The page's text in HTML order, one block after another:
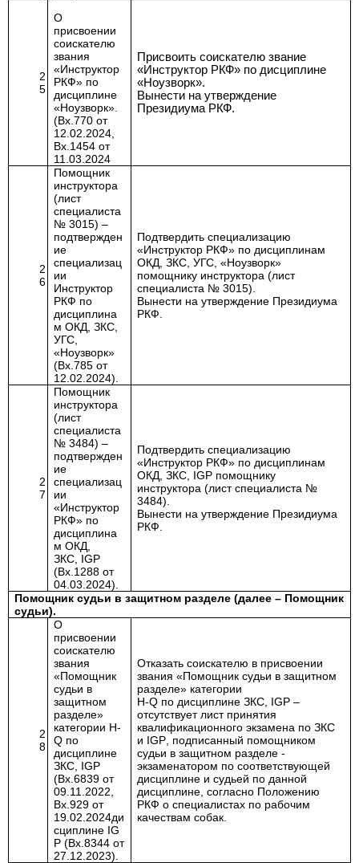
2
5
О
присвоении
соискателю
звания
«Инструктор
РКФ» по
дисциплине
«Ноузворк».
(Вх.770 от
12.02.2024,
Вх.1454 от
11.03.2024
Присвоить соискателю звание
«Инструктор РКФ» по дисциплине
«Ноузворк».
Вынести на утверждение
Президиума РКФ.
2
6
Помощник
инструктора
(лист
специалиста
№ 3015) –
подтвержден
ие
специализац
ии
Инструктор
РКФ по
дисциплина
м ОКД, ЗКС,
УГС,
«Ноузворк»
(Вх.785 от
12.02.2024).
Подтвердить специализацию
«Инструктор РКФ» по дисциплинам
ОКД, ЗКС, УГС, «Ноузворк»
помощнику инструктора (лист
специалиста № 3015).
Вынести на утверждение Президиума
РКФ.
2
7
Помощник
инструктора
(лист
специалиста
№ 3484) –
подтвержден
ие
специализац
ии
«Инструктор
РКФ» по
дисциплина
м ОКД,
ЗКС, IGP
(Вх.1288 от
04.03.2024).
Подтвердить специализацию
«Инструктор РКФ» по дисциплинам
ОКД, ЗКС, IGP помощнику
инструктора (лист специалиста №
3484).
Вынести на утверждение Президиума
РКФ.
Помощник судьи в защитном разделе (далее – Помощник
судьи).
2
8
О
присвоении
соискателю
звания
«Помощник
судьи в
защитном
разделе»
категории Н-
Q по
дисциплине
ЗКС, IGP
(Вх.6839 от
09.11.2022,
Вх.929 от
19.02.2024ди
сциплине IG
P (Вх.8344 от
27.12.2023).
Отказать соискателю в присвоении
звания «Помощник судьи в защитном
разделе» категории
Н-Q по дисциплине ЗКС, IGP–
отсутствует лист принятия
квалификационного экзамена по ЗКС
и IGP , подписанный помощником
судьи в защитном разделе -
экзаменатором по соответствующей
дисциплине и судьей по данной
дисциплине, согласно Положению
РКФ о специалистах по рабочим
качествам собак.